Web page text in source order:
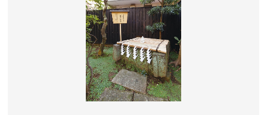
り、変化に富んだ風景が展開する回遊式築山泉水庭
園です。昭和２７年３月、文化財保護法によって特
別史跡及び特別名勝として国の文化財に指定されま
入園料／一般300円、65歳以上150円(小学生以下及び